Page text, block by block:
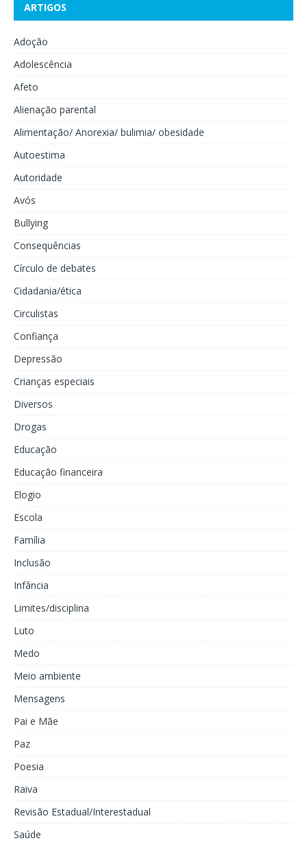
ARTIGOS
Adoção
Adolescência
Afeto
Alienação parental
Alimentação/ Anorexia/ bulimia/ obesidade
Autoestima
Autoridade
Avós
Bullying
Consequências
Círculo de debates
Cidadania/ética
Circulistas
Confiança
Depressão
Crianças especiais
Diversos
Drogas
Educação
Educação financeira
Elogio
Escola
Família
Inclusão
Infância
Limites/disciplina
Luto
Medo
Meio ambiente
Mensagens
Pai e Mãe
Paz
Poesia
Raiva
Revisão Estadual/Interestadual
Saúde